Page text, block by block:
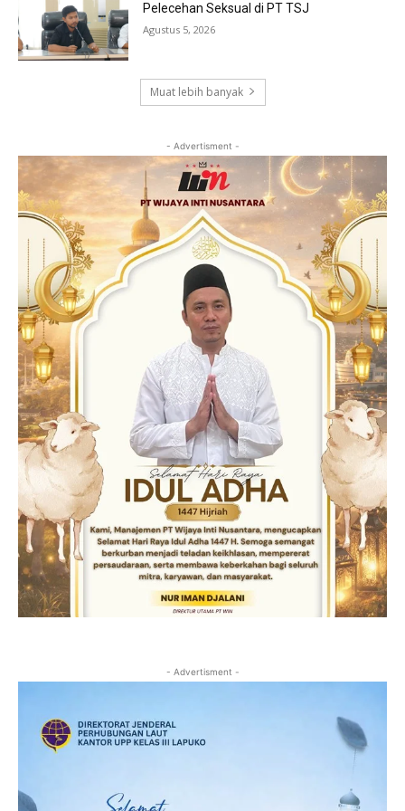
Pelecehan Seksual di PT TSJ
Agustus 5, 2026
Muat lebih banyak
- Advertisment -
- Advertisment -